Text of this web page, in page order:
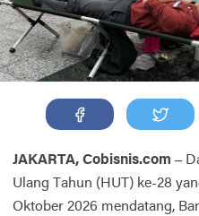
JAKARTA, Cobisnis.com –
Ulang Tahun (HUT) ke-28
Oktober 2026 mendatang,